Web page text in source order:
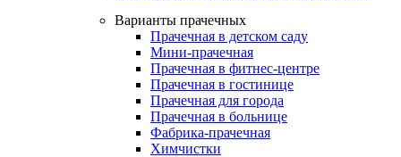
Варианты прачечных
Прачечная в детском саду
Мини-прачечная
Прачечная в фитнес-центре
Прачечная в гостинице
Прачечная для города
Прачечная в больнице
Фабрика-прачечная
Химчистки